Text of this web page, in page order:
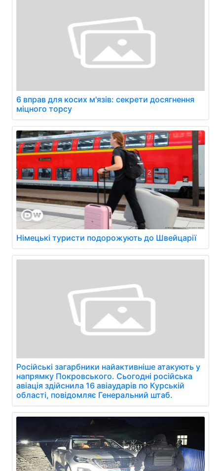
6 вправ для косих м'язів: секрети досягнення
міцного торсу
Німецькі туристи подорожують до Швейцарії
Російські загарбники найактивніше атакують у
напрямку Покровського. Сьогодні російська
авіація здійснила 16 авіаударів по Курській
області, повідомляє Генеральний штаб.